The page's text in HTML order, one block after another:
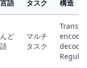
語 タスク 構造
ど
マルチ
タスク
decoder